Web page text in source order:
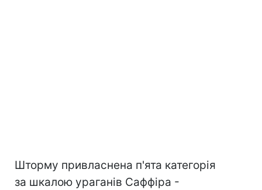
Шторму привласнена п'ята категорія
за шкалою ураганів Саффіра -